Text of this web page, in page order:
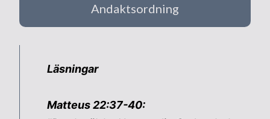
Andaktsordning
Läsningar
Matteus 22:37-40: